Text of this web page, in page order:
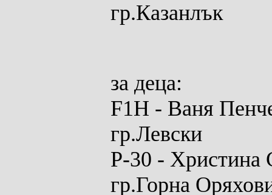
гр.Казанлък
за деца:
F1H - Ваня
гр.Левски
P-30 - Христина
гр.Горна